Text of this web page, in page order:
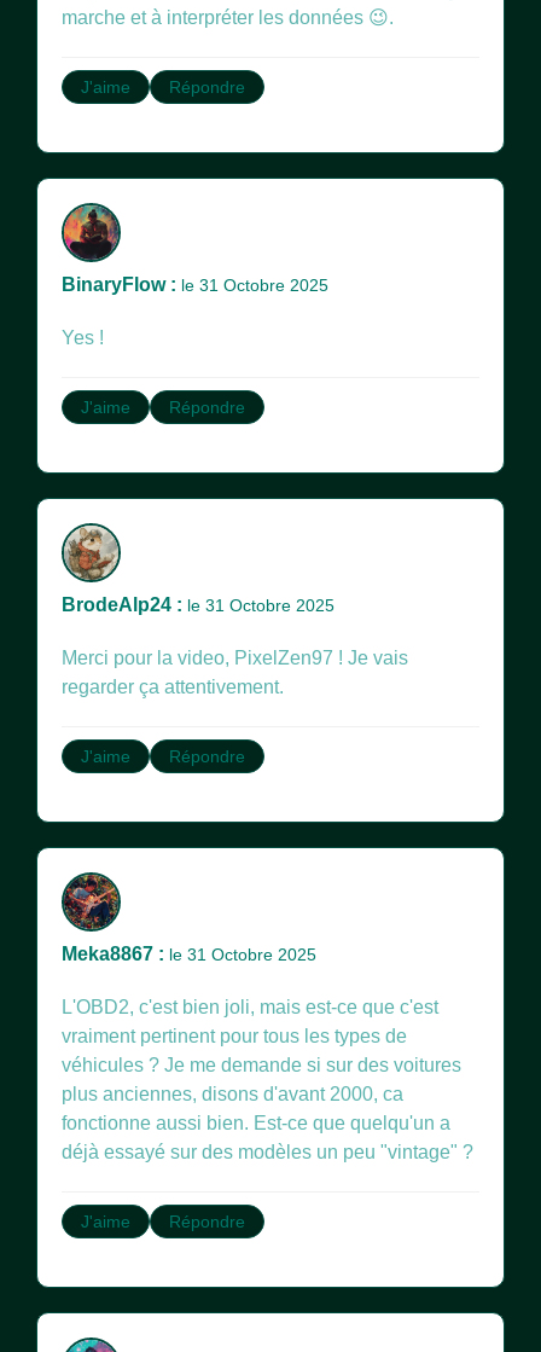
marche et à interpréter les données 😉.
J'aime Répondre
BinaryFlow : le 31 Octobre 2025
Yes !
J'aime Répondre
BrodeAlp24 : le 31 Octobre 2025
Merci pour la video, PixelZen97 ! Je vais
regarder ça attentivement.
J'aime Répondre
Meka8867 : le 31 Octobre 2025
L'OBD2, c'est bien joli, mais est-ce que c'est
vraiment pertinent pour tous les types de
véhicules ? Je me demande si sur des voitures
plus anciennes, disons d'avant 2000, ca
fonctionne aussi bien. Est-ce que quelqu'un a
déjà essayé sur des modèles un peu "vintage" ?
J'aime Répondre